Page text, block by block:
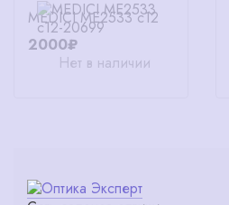
MEDICI ME2533 c12
2000₽
Нет в наличии